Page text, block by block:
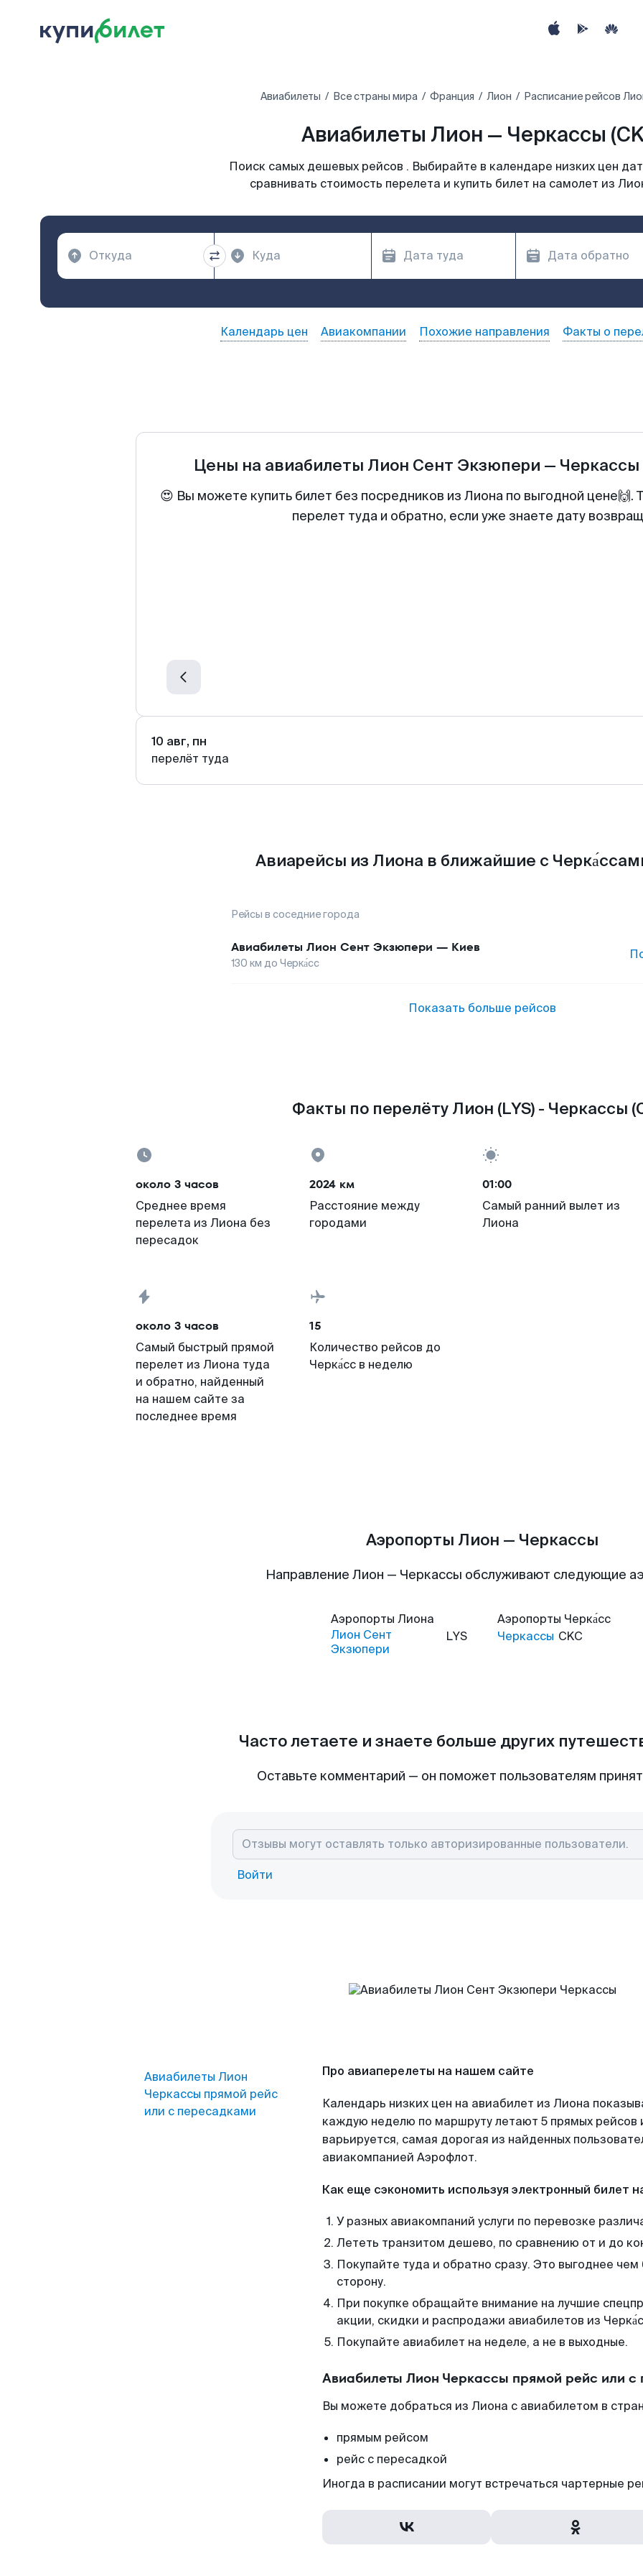
Авиабилеты Все страны мира Франция Лион Расписание рейсов
Авиабилеты Лион — Черкассы
Поиск самых дешевых рейсов . Выбирайте в календаре низких цен
сравнивать стоимость перелета и купить билет на самолет из
Календарь цен Авиакомпании Похожие направления Факты о
Цены на авиабилеты Лион Сент Экзюпери — Черкассы
😍 Вы можете купить билет без посредников из Лиона по выгодной
перелет туда и обратно, если уже знаете дату
10 авг, пн
перелёт туда
Авиарейсы из Лиона в ближайшие с
Рейсы в соседние города
Авиабилеты Лион Сент Экзюпери — Киев
130 км до Черка́сс
Показать больше рейсов
Факты по перелёту Лион (LYS) - Черкассы
около 3 часов
Среднее время
перелета из Лиона без
пересадок
2024 км
Расстояние между
городами
01:00
Самый ранний вылет из
Лиона
около 3 часов
Самый быстрый прямой
перелет из Лиона туда
и обратно, найденный
на нашем сайте за
последнее время
15
Количество рейсов до
Черка́сс в неделю
Аэропорты Лион — Черкассы
Направление Лион — Черкассы обслуживают следующие
Аэропорты Лиона
Лион Сент
Экзюпери
LYS
Аэропорты Черка́сс
Черкассы CKC
Часто летаете и знаете больше других
Оставьте комментарий — он поможет пользователям
Войти
Авиабилеты Лион
Черкассы прямой рейс
или с пересадками
Про авиаперелеты на нашем сайте
Календарь низких цен на авиабилет из Лиона
каждую неделю по маршруту летают 5 прямых рейсов
варьируется, самая дорогая из найденных
авиакомпанией Аэрофлот.
Как еще сэкономить используя электронный билет
У разных авиакомпаний услуги по перевозке
Лететь транзитом дешево, по сравнению от и до
Покупайте туда и обратно сразу. Это выгоднее
сторону.
При покупке обращайте внимание на лучшие
акции, скидки и распродажи авиабилетов из
Покупайте авиабилет на неделе, а не в выходные.
Авиабилеты Лион Черкассы прямой рейс или с
Вы можете добраться из Лиона с авиабилетом в
прямым рейсом
рейс с пересадкой
Иногда в расписании могут встречаться чартерные